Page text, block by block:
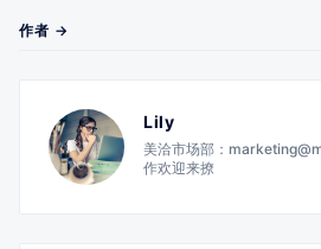
作者 →
Lily
美洽市场部：
作欢迎来撩